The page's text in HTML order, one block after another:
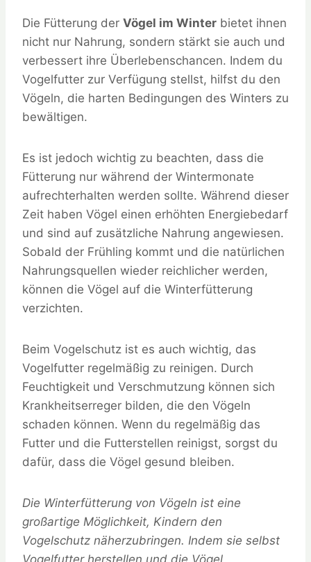
Die Fütterung der Vögel im Winter bietet ihnen
nicht nur Nahrung, sondern stärkt sie auch und
verbessert ihre Überlebenschancen. Indem du
Vogelfutter zur Verfügung stellst, hilfst du den
Vögeln, die harten Bedingungen des Winters zu
bewältigen.
Es ist jedoch wichtig zu beachten, dass die
Fütterung nur während der Wintermonate
aufrechterhalten werden sollte. Während dieser
Zeit haben Vögel einen erhöhten Energiebedarf
und sind auf zusätzliche Nahrung angewiesen.
Sobald der Frühling kommt und die natürlichen
Nahrungsquellen wieder reichlicher werden,
können die Vögel auf die Winterfütterung
verzichten.
Beim Vogelschutz ist es auch wichtig, das
Vogelfutter regelmäßig zu reinigen. Durch
Feuchtigkeit und Verschmutzung können sich
Krankheitserreger bilden, die den Vögeln
schaden können. Wenn du regelmäßig das
Futter und die Futterstellen reinigst, sorgst du
dafür, dass die Vögel gesund bleiben.
Die Winterfütterung von Vögeln ist eine
großartige Möglichkeit, Kindern den
Vogelschutz näherzubringen. Indem sie selbst